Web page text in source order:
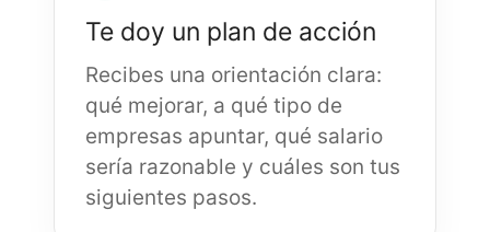
Te doy un plan de acción
Recibes una orientación clara:
qué mejorar, a qué tipo de
empresas apuntar, qué salario
sería razonable y cuáles son tus
siguientes pasos.